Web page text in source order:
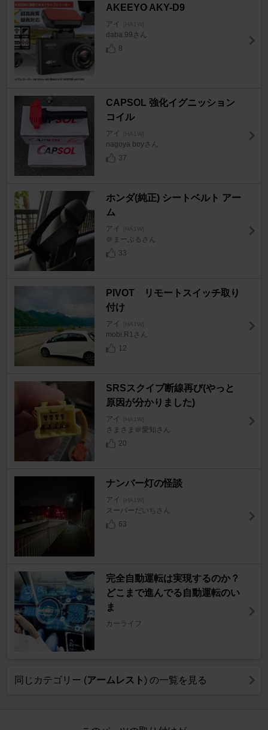
AKEEYO AKY-D9
アイ [HA1W]
daba.99さん
8
CAPSOL 強化イグニッション
コイル
アイ [HA1W]
nagoya boyさん
37
ホンダ(純正) シートベルト アー
ム
アイ [HA1W]
＠まーぶるさん
33
PIVOT リモートスイッチ取り
付け
アイ [HA1W]
mobi.R1さん
12
SRSスクイブ断線再び(やっと
原因が分かりました)
アイ [HA1W]
さまさま＠愛知さん
20
ナンバー灯の怪談
アイ [HA1W]
スーパーだいちさん
63
完全自動運転は実現するのか？
どこまで進んでる自動運転のい
ま
カーライフ
同じカテゴリー (アームレスト) の一覧を見る